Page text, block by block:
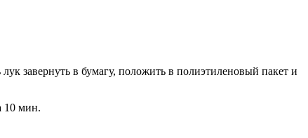
завернуть в бумагу, положить в полиэтиленовый пакет и
10 мин.